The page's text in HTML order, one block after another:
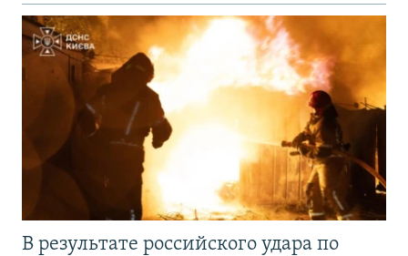
В результате российского удара по